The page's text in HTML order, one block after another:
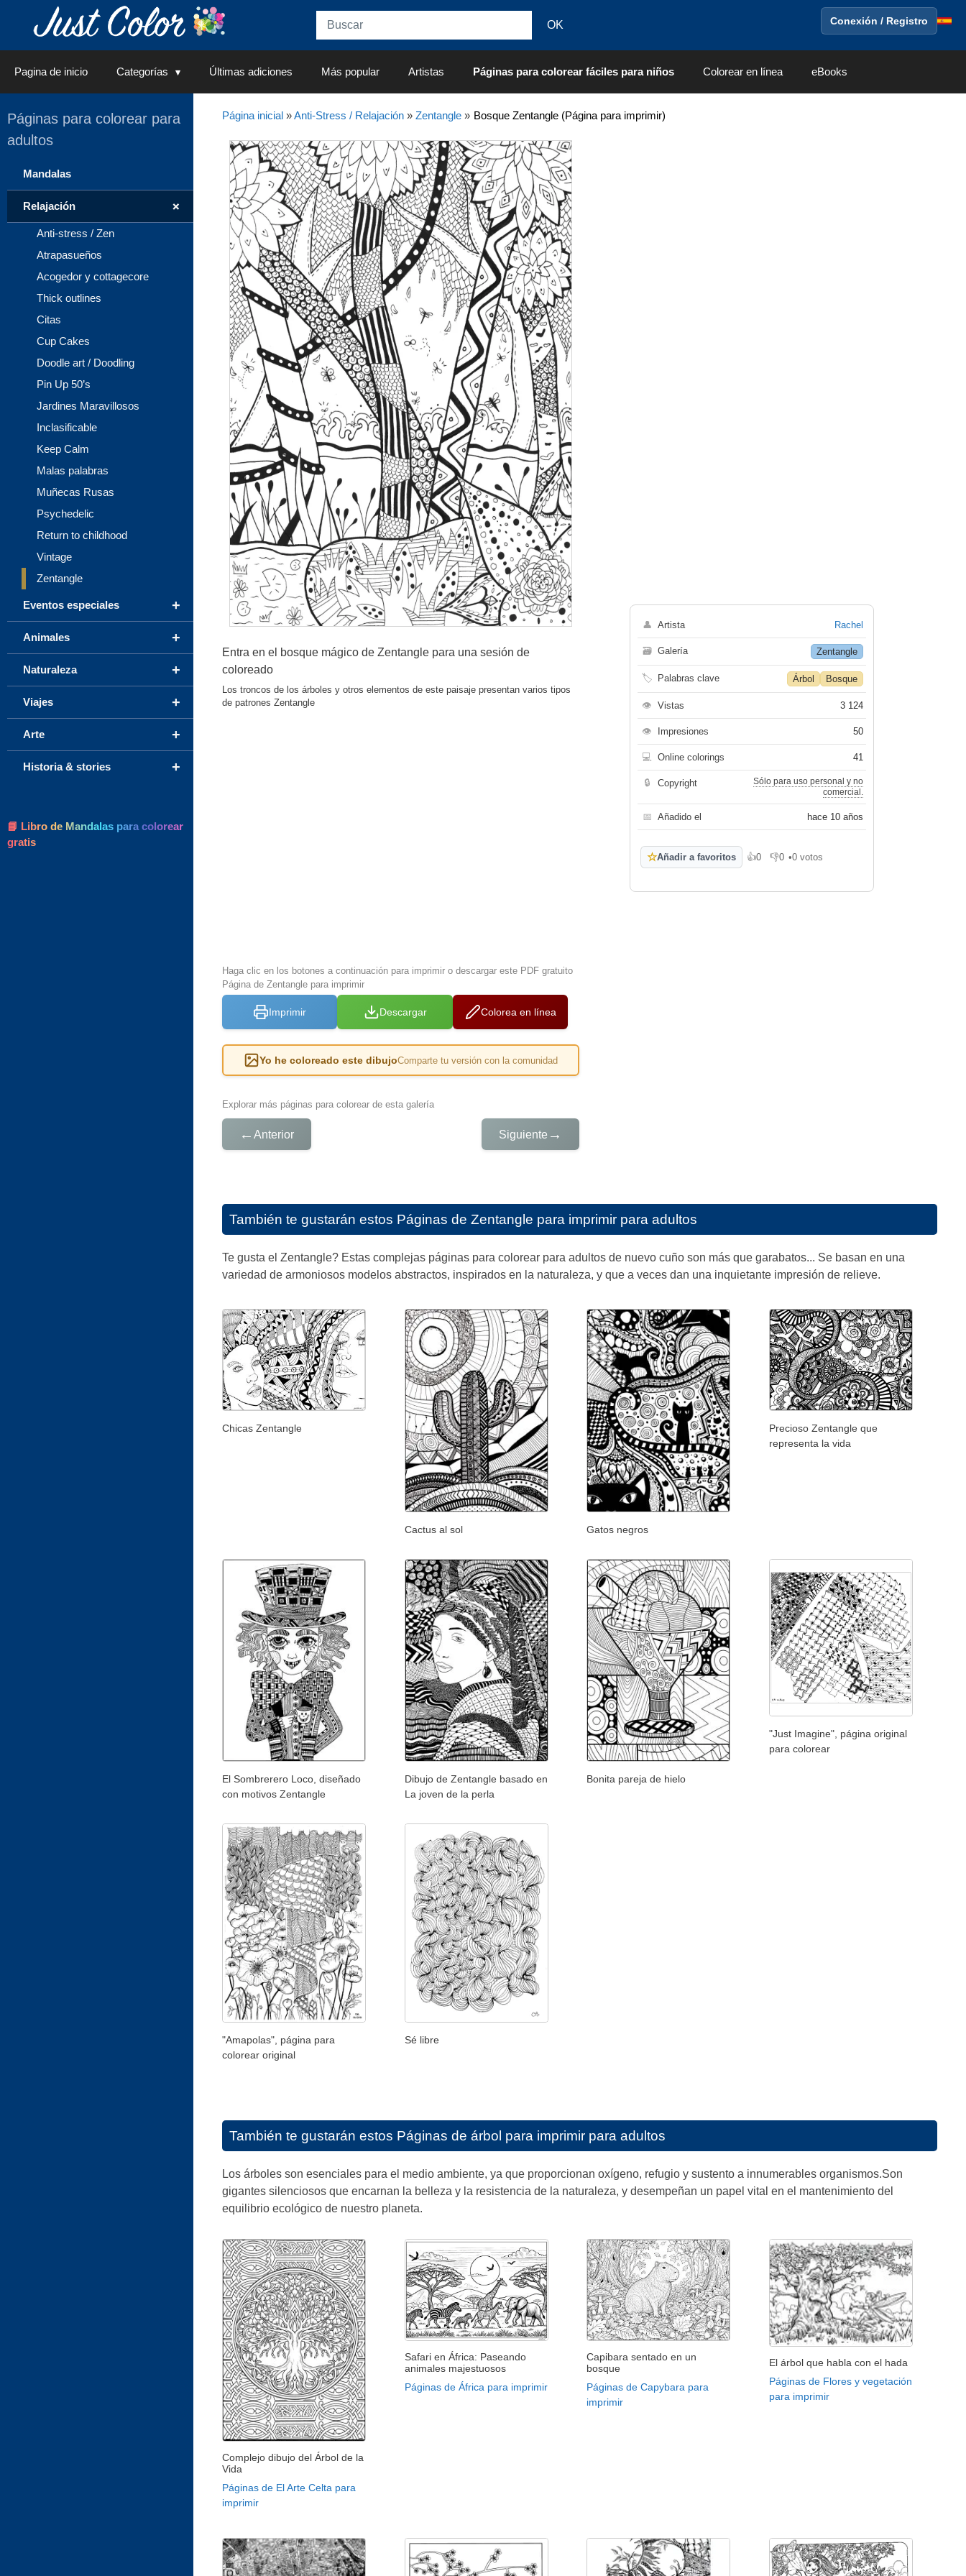
Conexión / Registro
Pagina de inicio Categorías Últimas adiciones Más popular Artistas Páginas para colorear fáciles para niños Colorear en línea eBooks
Página inicial»Anti-Stress / Relajación» Zentangle» Bosque Zentangle (Página para imprimir)
Entra en el bosque mágico de Zentangle para una sesión de
coloreado
Los troncos de los árboles y otros elementos de este paisaje presentan varios tipos
de patrones Zentangle
Haga clic en los botones a continuación para imprimir o descargar este PDF gratuito
Página de Zentangle para imprimir
Imprimir Descargar Colorea en línea
Yo he coloreado este dibujoComparte tu versión con la comunidad
Explorar más páginas para colorear de esta galería
← Anterior Siguiente →
👤 Artista Rachel
🗃 Galería Zentangle
🏷 Palabras clave Árbol Bosque
👁 Vistas 3 124
👁 Impresiones 50
💻 Online colorings 41
🔒 Copyright
Sólo para uso personal y no
comercial.
📅 Añadido el hace 10 años
☆Añadir a favoritos 👍0
Me gusta
👎0
No me gusta
•0 votos
También te gustarán estos Páginas de Zentangle para imprimir para adultos
Te gusta el Zentangle? Estas complejas páginas para colorear para adultos de nuevo cuño son más que garabatos... Se basan en una
variedad de armoniosos modelos abstractos, inspirados en la naturaleza, y que a veces dan una inquietante impresión de relieve.
Chicas Zentangle
Cactus al sol Gatos negros
Precioso Zentangle que
representa la vida
El Sombrerero Loco, diseñado
con motivos Zentangle
Dibujo de Zentangle basado en
La joven de la perla
Bonita pareja de hielo
"Just Imagine", página original
para colorear
"Amapolas", página para
colorear original
Sé libre
También te gustarán estos Páginas de árbol para imprimir para adultos
Los árboles son esenciales para el medio ambiente, ya que proporcionan oxígeno, refugio y sustento a innumerables organismos.Son
gigantes silenciosos que encarnan la belleza y la resistencia de la naturaleza, y desempeñan un papel vital en el mantenimiento del
equilibrio ecológico de nuestro planeta.
Complejo dibujo del Árbol de la
Vida
Páginas de El Arte Celta para
imprimir
Safari en África: Paseando
animales majestuosos
Páginas de África para imprimir
Capibara sentado en un
bosque
Páginas de Capybara para
imprimir
El árbol que habla con el hada
Páginas de Flores y vegetación
para imprimir
Páginas para colorear para
adultos
Mandalas
+
Relajación
Anti-stress / Zen
Atrapasueños
Acogedor y cottagecore
Thick outlines
Citas
Cup Cakes
Doodle art / Doodling
Pin Up 50’s
Jardines Maravillosos
Inclasificable
Keep Calm
Malas palabras
Muñecas Rusas
Psychedelic
Return to childhood
Vintage
Zentangle
+
Eventos especiales
+
Animales
+
Naturaleza
+
Viajes
+
Arte
+
Historia & stories
📘 Libro de Mandalas para colorear
gratis